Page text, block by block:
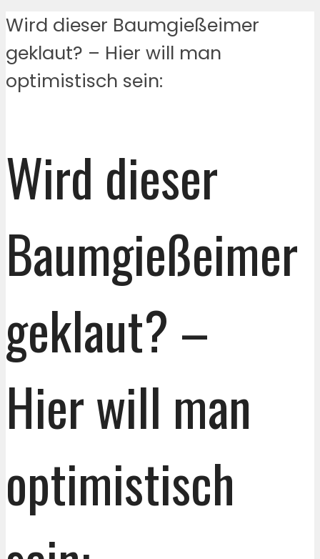
Wird dieser Baumgießeimer
geklaut? – Hier will man
optimistisch sein:
Wird dieser
Baumgießeimer
geklaut? –
Hier will man
optimistisch